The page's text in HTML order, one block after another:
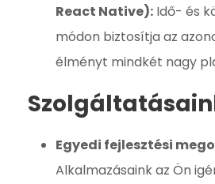
React Native): Idő- és
módon biztosítja az
élményt mindkét nagy
Egyedi fejlesztési
Alkalmazásaink az Ön